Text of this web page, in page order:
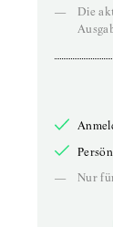
—
Die
—
Nur